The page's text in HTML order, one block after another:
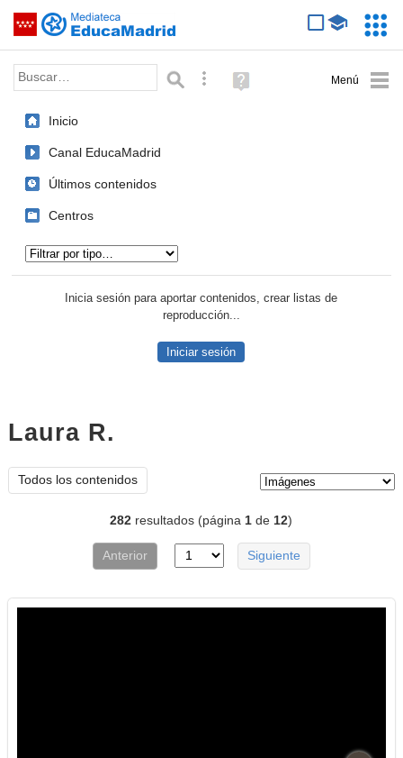
Saltar navegación
Palabra o frase: Búsqueda avanzada
Ayuda
(en
Inicio
Canal EducaMadrid
Últimos contenidos
Centros
Inicia sesión para aportar contenidos, crear listas de
reproducción...
Iniciar sesión
Laura R.
Todos los contenidos
282 resultados (página1 de12)
Anterior Siguiente